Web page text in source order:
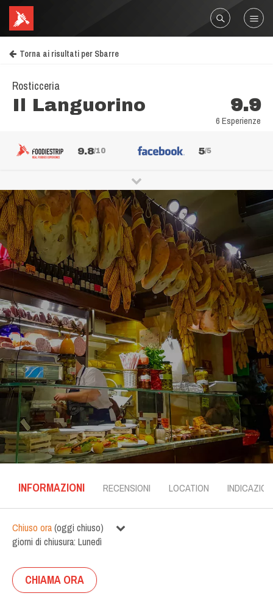
Torna ai risultati per Sbarre
Rosticceria
Il Languorino 9.9
6 Esperienze
9.8/10 5/5
INFORMAZIONI RECENSIONI LOCATION
Chiuso ora(oggi chiuso)
giorni di chiusura: Lunedì
CHIAMA ORA